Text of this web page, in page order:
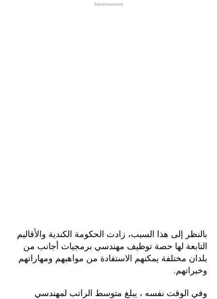
Advertisement
بالنظر إلى هذا السبب، زادت الحكومة الكندية والأقاليم
التابعة لها حصة توظيف مهندسي برمجيات أجانب من
بلدان مختلفة يمكنهم الاستفادة من مواهبهم ومهاراتهم
وخبراتهم.
وفي الوقت نفسه ، يبلغ متوسط الراتب لمهندسي